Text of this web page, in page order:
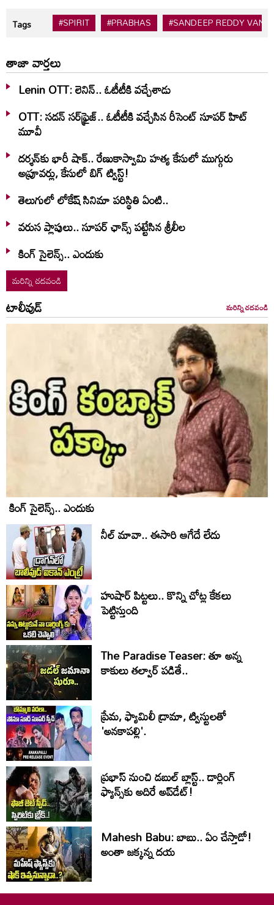
Tags #SPIRIT #PRABHAS #SANDEEP REDDY
తాజా వార్తలు
Lenin OTT: లెనిన్.. ఓటీటీకి వ‌చ్చేశాడు
OTT: స‌డ‌న్ స‌ర్‌ఫ్రైజ్‌.. ఓటీటీకి వ‌చ్చేసిన రీసెంట్ సూప‌ర్ హిట్
మూవీ
దర్శన్‌కు భారీ షాక్.. రేణుకాస్వామి హత్య కేసులో ముగ్గురు
అప్రూవర్లు, కేసులో బిగ్ ట్విస్ట్!
తెలుగులో లోకేష్ సినిమా పరిస్థితి ఏంటి..
వరుస ప్లాపులు.. సూపర్ ఛాన్స్ పట్టేసిన శ్రీలీల
కింగ్ సైలెన్స్.. ఎందుకు
మరిన్ని చదవండి
టాలీవుడ్ మరిన్ని చదవండి
కింగ్ సైలెన్స్.. ఎందుకు
నీల్ మావా.. ఈసారి ఆగేదే లేదు
హుషార్‌ పిట్టలు.. కొన్ని చోట్ల కేకలు
పెట్టిస్తుంది
The Paradise Teaser: తూ అన్న
కాకులు తల్వార్ పడితే..
ప్రేమ, ఫ్యామిలీ డ్రామా, ట్విస్టులతో
'అనకాపల్లి'.
ప్రభాస్ నుంచి డబుల్ బ్లాస్ట్.. డార్లింగ్
ఫ్యాన్స్‌కు అదిరే అప్‌డేట్!
Mahesh Babu: బాబు.. ఏం చేస్తాడో!
అంతా జ‌క్క‌న్న ద‌య‌